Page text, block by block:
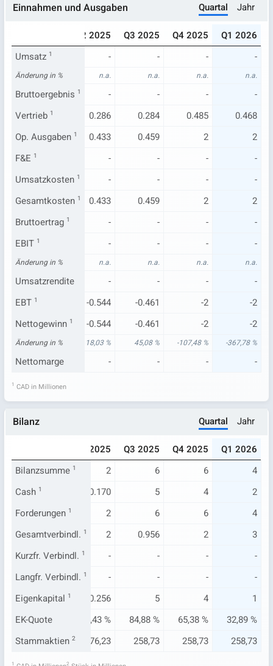
Einnahmen und Ausgaben Quartal Jahr
Q2 2025 Q3 2025 Q4 2025
Q1 2026
Umsatz 1 - - - -
Änderung in %
n.a. n.a. n.a. n.a. n.a.
Bruttoergebnis 1
- - - -
-
Vertrieb 1
0.335 0.286 0.284 0.485
0.468
Op. Ausgaben 1
0.511 0.433 0.459 2
2
F&E 1 - - -
-
Umsatzkosten 1
- - - -
-
Gesamtkosten 1
0.511 0.433 0.459 2
2
Bruttoertrag 1
- - - -
-
EBIT 1 - - - -
Änderung in %
n.a. n.a. n.a. n.a. n.a.
Umsatzrendite
- - - -
-
EBT 1 -0.544 -0.461 -2
-2
Nettogewinn 1
-0.519 -0.544 -0.461 -2 -2
Änderung in %
61,45 % 18,03 % 45,08 % -107,48 % -367,78 %
Nettomarge
- - - - -
1 CAD in Millionen
Bilanz Quartal Jahr
Q2 2025 Q3 2025 Q4 2025
Q1 2026
Bilanzsumme 1
2 2 6 6
4
Cash 10.222 0.170 5 4
2
Forderungen 1
2 2 6 6
4
Gesamtverbindl. 1
2 2 0.956 2
3
Kurzfr. Verbindl. 1
- - - -
-
Langfr. Verbindl. 1
- - - -
-
Eigenkapital 1
0.193 -0.256 5 4
1
EK-Quote
10,08 % -14,43 % 84,88 % 65,38 %
32,89 %
Stammaktien 2
176,23 176,23 258,73 258,73 258,73
1 2